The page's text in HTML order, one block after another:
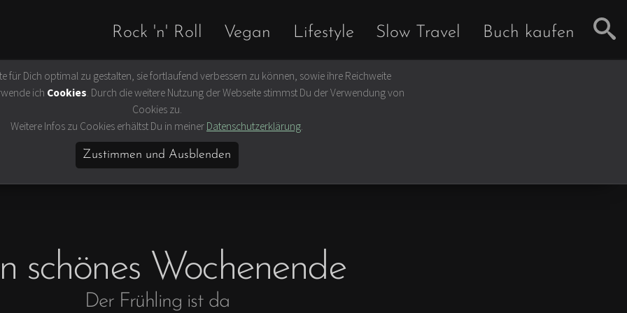
Rock 'n' Roll Vegan Lifestyle Slow Travel Buch kaufen
und
Slow Travel
Ausflug
Skandinavien
Britische Inseln
Fernweh
Buch kaufen
für Dich optimal zu gestalten, sie fortlaufend verbessern zu können, sowie ihre Reichweite
ich Cookies . Durch die weitere Nutzung der Webseite stimmst Du der Verwendung von
Cookies zu.
Weitere Infos zu Cookies erhältst Du in meiner Datenschutzerklärung
Zustimmen und Ausblenden
schönes Wochenende
Der Frühling ist da